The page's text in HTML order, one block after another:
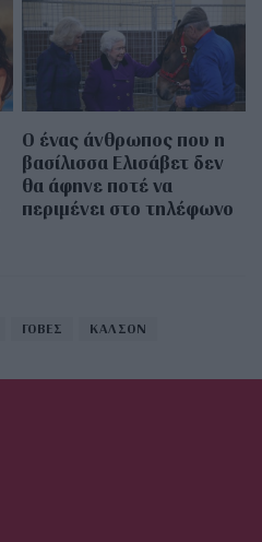
Ο ένας άνθρωπος που η
βασίλισσα Ελισάβετ δεν
θα άφηνε ποτέ να
περιμένει στο τηλέφωνο
ΓΟΒΕΣ ΚΑΛΣΟΝ